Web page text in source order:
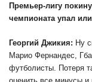
Премьер-лигу
чемпионата упал
Георгий Джикия: Ну
Марио Фернандес,
футболисты. Потеря